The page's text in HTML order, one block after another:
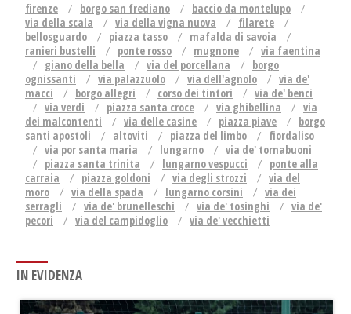
firenze borgo san frediano
baccio da montelupo
via della scala
via della vigna nuova
filarete
bellosguardo
piazza tasso
mafalda di savoia
ranieri bustelli
ponte rosso mugnone
via faentina
giano della bella
via del porcellana
borgo
ognissanti
via palazzuolo via dell'agnolo
via de'
macci
borgo allegri corso dei tintori
via de' benci
via verdi
piazza santa croce via ghibellina
via
dei malcontenti
via delle casine piazza piave
borgo
santi apostoli
altoviti piazza del limbo
fiordaliso
via por santa maria
lungarno
via de' tornabuoni
piazza santa trinita
lungarno vespucci
ponte alla
carraia
piazza goldoni via degli strozzi
via del
moro
via della spada lungarno corsini
via dei
serragli
via de' brunelleschi via de' tosinghi
via de'
pecori
via del campidoglio via de' vecchietti
IN EVIDENZA